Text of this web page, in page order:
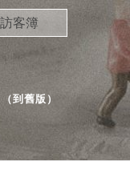
到舊版 ）
訪客簿